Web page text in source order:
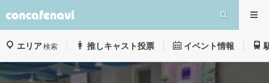
エリア検索 推しキャスト投票 イベント情報